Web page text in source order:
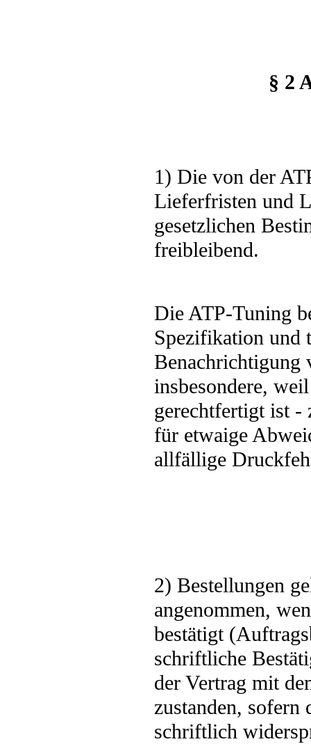
§ 2
1) Die von der
Lieferfristen und
gesetzlichen
freibleibend.
Die ATP-Tuning
Spezifikation und
Benachrichtigung
insbesondere,
gerechtfertigt ist -
für etwaige
allfällige
2) Bestellungen
angenommen,
bestätigt
schriftliche
der Vertrag mit
zustanden, sofern
schriftlich